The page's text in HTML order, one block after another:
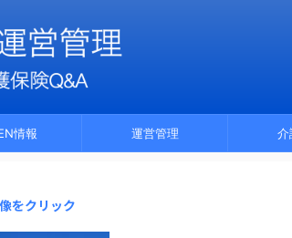
情報 運営管理 介
をクリック